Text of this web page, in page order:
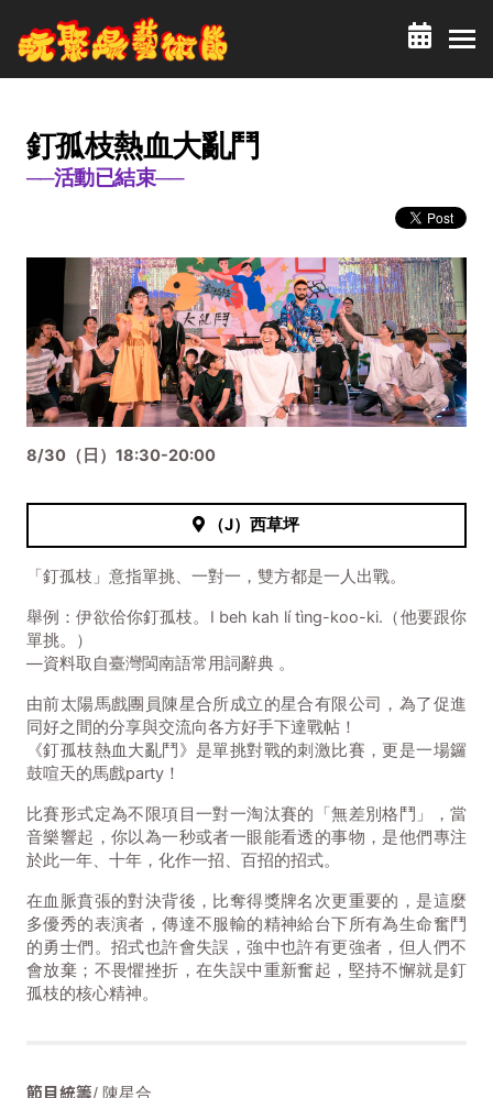
釘孤枝熱血大亂鬥
──活動已結束──
8/30（日）18:30-20:00
（J）西草坪
「釘孤枝」意指單挑、一對一，雙方都是一人出戰。
舉例：伊欲佮你釘孤枝。I beh kah lí tìng-koo-ki.（他要跟你
單挑。）
—資料取自臺灣閩南語常用詞辭典 。
由前太陽馬戲團員陳星合所成立的星合有限公司，為了促進
同好之間的分享與交流向各方好手下達戰帖！
《釘孤枝熱血大亂鬥》是單挑對戰的刺激比賽，更是一場鑼
鼓喧天的馬戲party！
比賽形式定為不限項目一對一淘汰賽的「無差別格鬥」，當
音樂響起，你以為一秒或者一眼能看透的事物，是他們專注
於此一年、十年，化作一招、百招的招式。
在血脈賁張的對決背後，比奪得獎牌名次更重要的，是這麼
多優秀的表演者，傳達不服輸的精神給台下所有為生命奮鬥
的勇士們。招式也許會失誤，強中也許有更強者，但人們不
會放棄；不畏懼挫折，在失誤中重新奮起，堅持不懈就是釘
孤枝的核心精神。
節目統籌/ 陳星合